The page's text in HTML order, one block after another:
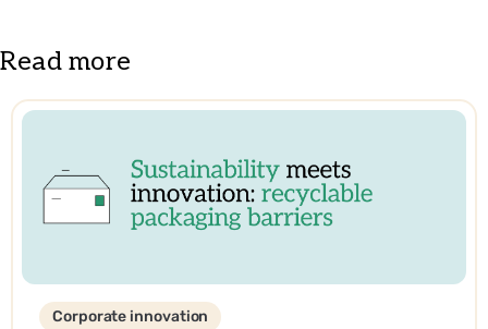
Read more
Corporate innovation